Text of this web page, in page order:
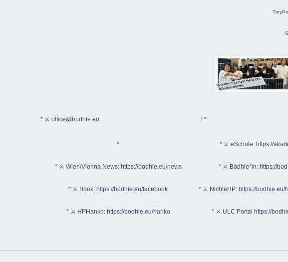
* ⚔ office@bodhie.eu †*
* * ⚔ eSchule: https://
* ⚔ Wien/Vienna News: https://bodhie.eu/news * ⚔ Bodhie*in: https://
* ⚔ Book: https://bodhie.eu/facebook * ⚔ NichteHP: https://bodhie.eu/
* ⚔ HPHanko: https://bodhie.eu/hanko * ⚔ ULC Portal https://